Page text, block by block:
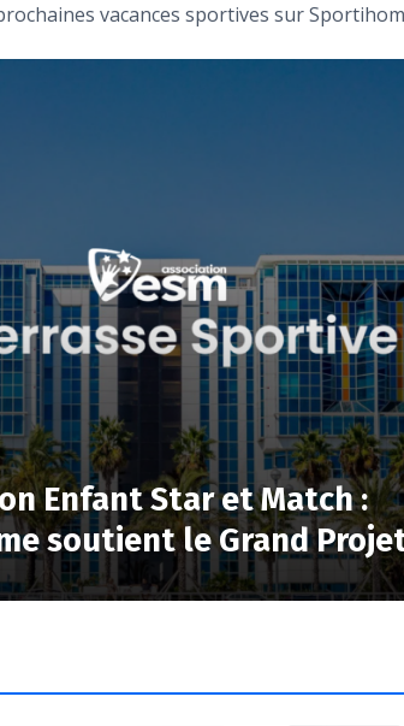
vacances sportives sur
Enfant Star et Match :
soutient le Grand